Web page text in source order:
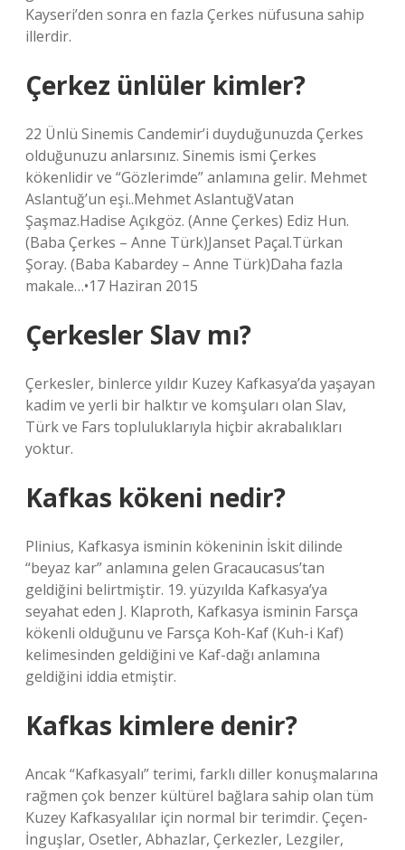
Kayseri’den sonra en fazla Çerkes nüfusuna sahip
illerdir.
Çerkez ünlüler kimler?
22 Ünlü Sinemis Candemir’i duyduğunuzda Çerkes
olduğunuzu anlarsınız. Sinemis ismi Çerkes
kökenlidir ve “Gözlerimde” anlamına gelir. Mehmet
Aslantuğ’un eşi..Mehmet AslantuğVatan
Şaşmaz.Hadise Açıkgöz. (Anne Çerkes) Ediz Hun.
(Baba Çerkes – Anne Türk)Janset Paçal.Türkan
Şoray. (Baba Kabardey – Anne Türk)Daha fazla
makale…•17 Haziran 2015
Çerkesler Slav mı?
Çerkesler, binlerce yıldır Kuzey Kafkasya’da yaşayan
kadim ve yerli bir halktır ve komşuları olan Slav,
Türk ve Fars topluluklarıyla hiçbir akrabalıkları
yoktur.
Kafkas kökeni nedir?
Plinius, Kafkasya isminin kökeninin İskit dilinde
“beyaz kar” anlamına gelen Gracaucasus’tan
geldiğini belirtmiştir. 19. yüzyılda Kafkasya’ya
seyahat eden J. Klaproth, Kafkasya isminin Farsça
kökenli olduğunu ve Farsça Koh-Kaf (Kuh-i Kaf)
kelimesinden geldiğini ve Kaf-dağı anlamına
geldiğini iddia etmiştir.
Kafkas kimlere denir?
Ancak “Kafkasyalı” terimi, farklı diller konuşmalarına
rağmen çok benzer kültürel bağlara sahip olan tüm
Kuzey Kafkasyalılar için normal bir terimdir. Çeçen-
İnguşlar, Osetler, Abhazlar, Çerkezler, Lezgiler,